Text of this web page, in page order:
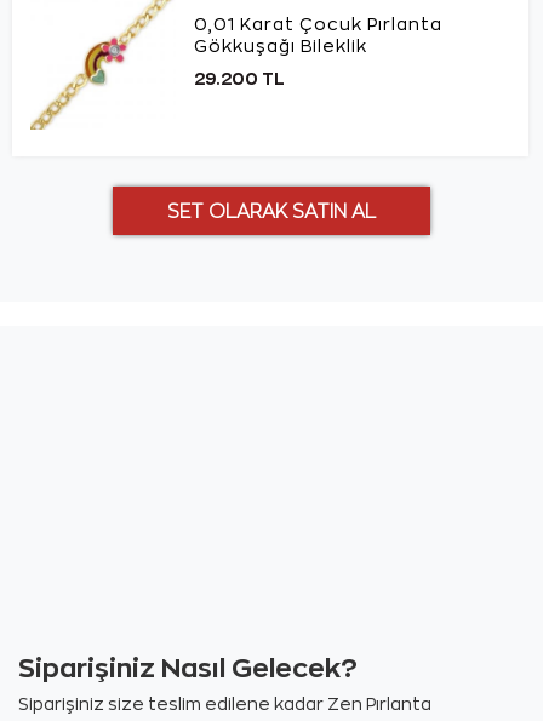
0,01 Karat Çocuk Pırlanta
Gökkuşağı Bileklik
29.200 TL
Siparişiniz Nasıl Gelecek?
Siparişiniz size teslim edilene kadar Zen Pırlanta